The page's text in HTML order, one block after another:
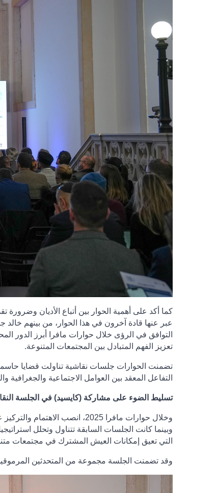
كما أكد على أهمية الحوار بين أتباع الأديان
عبر عنها قادة آخرون في هذا الحوار، من بينهم خالد
التوافق في الرؤى خلال حوارات مافرا أبرز الدور
تعزيز الفهم المتبادل بين المجتمعات المتنوعة.
تضمنت الحوارات جلسات نقاشية تناولت قضايا
التفاعل المعقد بين العوامل الاجتماعية والجغرافية
تسليط الضوء على مشاركة (كايسيد) في الجلسة النقاشية الثالثة في
وخلال حوارات مافرا 2025،
وبينما كانت الجلسات السابقة تتناول وتحلل
التي تعيق إمكانات العيش المشترك في مجتمعات
وقد تضمنت الجلسة مجموعة من المتحدثين